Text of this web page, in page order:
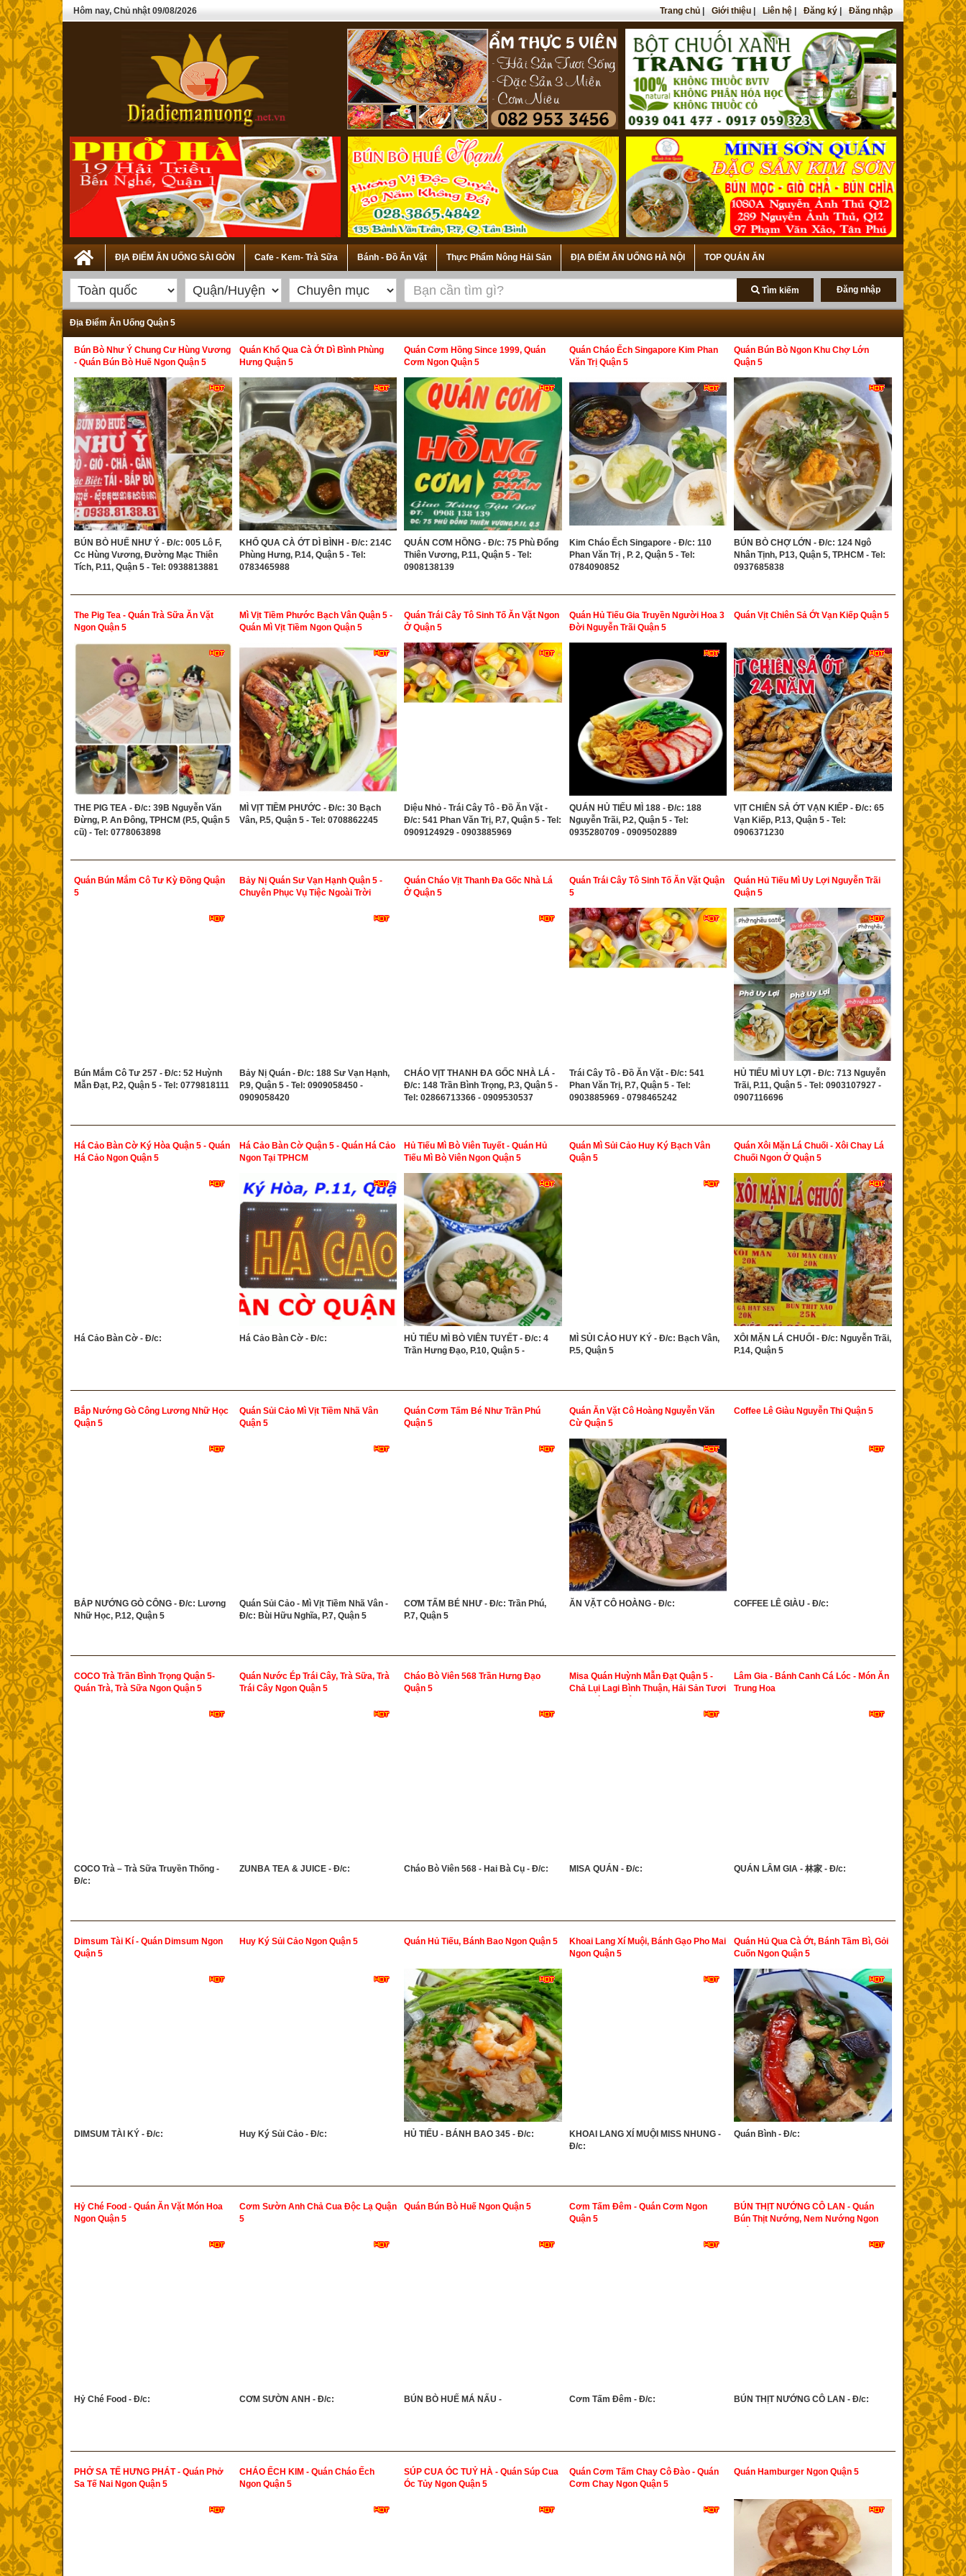
Hôm nay, Chủ nhật 09/08/2026 Trang chủ Giới thiệu Liên hệ Đăng ký Đăng nhập
ĐỊA ĐIỂM ĂN UỐNG SÀI GÒN Cafe - Kem- Trà Sữa Bánh - Đồ Ăn Vặt Thực Phẩm Nông Hải Sản ĐỊA ĐIỂM ĂN UỐNG HÀ NỘI TOP QUÁN ĂN
Tìm kiếm Đăng nhập
Địa Điểm Ăn Uống Quận 5
Bún Bò Như Ý Chung Cư Hùng Vương
- Quán Bún Bò Huế Ngon Quận 5
BÚN BÒ HUẾ NHƯ Ý - Đ/c: 005 Lô F,
Cc Hùng Vương, Đường Mạc Thiên
Tích, P.11, Quận 5 - Tel: 0938813881
Quán Khổ Qua Cà Ớt Dì Bình Phùng
Hưng Quận 5
KHỔ QUA CÀ ỚT DÌ BÌNH - Đ/c: 214C
Phùng Hưng, P.14, Quận 5 - Tel:
0783465988
Quán Cơm Hồng Since 1999, Quán
Cơm Ngon Quận 5
QUÁN CƠM HỒNG - Đ/c: 75 Phù Đổng
Thiên Vương, P.11, Quận 5 - Tel:
0908138139
Quán Cháo Ếch Singapore Kim Phan
Văn Trị Quận 5
Kim Cháo Ếch Singapore - Đ/c: 110
Phan Văn Trị , P. 2, Quận 5 - Tel:
0784090852
Quán Bún Bò Ngon Khu Chợ Lớn
Quận 5
BÚN BÒ CHỢ LỚN - Đ/c: 124 Ngô
Nhân Tịnh, P13, Quận 5, TP.HCM - Tel:
0937685838
The Pig Tea - Quán Trà Sữa Ăn Vặt
Ngon Quận 5
THE PIG TEA - Đ/c: 39B Nguyễn Văn
Đừng, P. An Đông, TPHCM (P.5, Quận 5
cũ) - Tel: 0778063898
Mì Vịt Tiềm Phước Bạch Vân Quận 5 -
Quán Mì Vịt Tiềm Ngon Quận 5
MÌ VỊT TIỀM PHƯỚC - Đ/c: 30 Bạch
Vân, P.5, Quận 5 - Tel: 0708862245
Quán Trái Cây Tô Sinh Tố Ăn Vặt Ngon
Ở Quận 5
Diệu Nhỏ - Trái Cây Tô - Đồ Ăn Vặt -
Đ/c: 541 Phan Văn Trị, P.7, Quận 5 - Tel:
0909124929 - 0903885969
Quán Hủ Tiếu Gia Truyền Người Hoa 3
Đời Nguyễn Trãi Quận 5
QUÁN HỦ TIẾU MÌ 188 - Đ/c: 188
Nguyễn Trãi, P.2, Quận 5 - Tel:
0935280709 - 0909502889
Quán Vịt Chiên Sả Ớt Vạn Kiếp Quận 5
VỊT CHIÊN SẢ ỚT VẠN KIẾP - Đ/c: 65
Vạn Kiếp, P.13, Quận 5 - Tel:
0906371230
Quán Bún Mắm Cô Tư Kỳ Đồng Quận
5
Bún Mắm Cô Tư 257 - Đ/c: 52 Huỳnh
Mẫn Đạt, P.2, Quận 5 - Tel: 0779818111
Bảy Nị Quán Sư Vạn Hạnh Quận 5 -
Chuyên Phục Vụ Tiệc Ngoài Trời
Bảy Nị Quán - Đ/c: 188 Sư Vạn Hạnh,
P.9, Quận 5 - Tel: 0909058450 -
0909058420
Quán Cháo Vịt Thanh Đa Gốc Nhà Lá
Ở Quận 5
CHÁO VỊT THANH ĐA GỐC NHÀ LÁ -
Đ/c: 148 Trần Bình Trọng, P.3, Quận 5 -
Tel: 02866713366 - 0909530537
Quán Trái Cây Tô Sinh Tố Ăn Vặt Quận
5
Trái Cây Tô - Đồ Ăn Vặt - Đ/c: 541
Phan Văn Trị, P.7, Quận 5 - Tel:
0903885969 - 0798465242
Quán Hủ Tiếu Mì Uy Lợi Nguyễn Trãi
Quận 5
HỦ TIẾU MÌ UY LỢI - Đ/c: 713 Nguyễn
Trãi, P.11, Quận 5 - Tel: 0903107927 -
0907116696
Há Cảo Bàn Cờ Ký Hòa Quận 5 - Quán
Há Cảo Ngon Quận 5
Há Cảo Bàn Cờ - Đ/c:
Há Cảo Bàn Cờ Quận 5 - Quán Há Cảo
Ngon Tại TPHCM
Há Cảo Bàn Cờ - Đ/c:
Hủ Tiếu Mì Bò Viên Tuyết - Quán Hủ
Tiếu Mì Bò Viên Ngon Quận 5
HỦ TIẾU MÌ BÒ VIÊN TUYẾT - Đ/c: 4
Trần Hưng Đạo, P.10, Quận 5 -
Quán Mì Sủi Cảo Huy Ký Bạch Vân
Quận 5
MÌ SỦI CẢO HUY KÝ - Đ/c: Bạch Vân,
P.5, Quận 5
Quán Xôi Mặn Lá Chuối - Xôi Chay Lá
Chuối Ngon Ở Quận 5
XÔI MẶN LÁ CHUỐI - Đ/c: Nguyễn Trãi,
P.14, Quận 5
Bắp Nướng Gò Công Lương Nhữ Học
Quận 5
BẮP NƯỚNG GÒ CÔNG - Đ/c: Lương
Nhữ Học, P.12, Quận 5
Quán Sủi Cảo Mì Vịt Tiềm Nhã Vân
Quận 5
Quán Sủi Cảo - Mì Vịt Tiềm Nhã Vân -
Đ/c: Bùi Hữu Nghĩa, P.7, Quận 5
Quán Cơm Tấm Bé Như Trần Phú
Quận 5
CƠM TẤM BÉ NHƯ - Đ/c: Trần Phú,
P.7, Quận 5
Quán Ăn Vặt Cô Hoàng Nguyễn Văn
Cừ Quận 5
ĂN VẶT CÔ HOÀNG - Đ/c:
Coffee Lê Giàu Nguyễn Thi Quận 5
COFFEE LÊ GIÀU - Đ/c:
COCO Trà Trần Bình Trọng Quận 5-
Quán Trà, Trà Sữa Ngon Quận 5
COCO Trà – Trà Sữa Truyền Thống -
Đ/c:
Quán Nước Ép Trái Cây, Trà Sữa, Trà
Trái Cây Ngon Quận 5
ZUNBA TEA & JUICE - Đ/c:
Cháo Bò Viên 568 Trần Hưng Đạo
Quận 5
Cháo Bò Viên 568 - Hai Bà Cụ - Đ/c:
Misa Quán Huỳnh Mẫn Đạt Quận 5 -
Chả Lụi Lagi Bình Thuận, Hải Sản Tươi
MISA QUÁN - Đ/c:
Lâm Gia - Bánh Canh Cá Lóc - Món Ăn
Trung Hoa
QUÁN LÂM GIA - 林家 - Đ/c:
Dimsum Tài Kí - Quán Dimsum Ngon
Quận 5
DIMSUM TÀI KÝ - Đ/c:
Huy Ký Sủi Cảo Ngon Quận 5
Huy Ký Sủi Cảo - Đ/c:
Quán Hủ Tiếu, Bánh Bao Ngon Quận 5
HỦ TIẾU - BÁNH BAO 345 - Đ/c:
Khoai Lang Xí Muội, Bánh Gạo Pho Mai
Ngon Quận 5
KHOAI LANG XÍ MUỘI MISS NHUNG -
Đ/c:
Quán Hủ Qua Cà Ớt, Bánh Tầm Bì, Gỏi
Cuốn Ngon Quận 5
Quán Bình - Đ/c:
Hỷ Ché Food - Quán Ăn Vặt Món Hoa
Ngon Quận 5
Hỷ Ché Food - Đ/c:
Cơm Sườn Anh Chả Cua Độc Lạ Quận
5
CƠM SƯỜN ANH - Đ/c:
Quán Bún Bò Huế Ngon Quận 5
BÚN BÒ HUẾ MÁ NẤU -
Cơm Tấm Đêm - Quán Cơm Ngon
Quận 5
Cơm Tấm Đêm - Đ/c:
BÚN THỊT NƯỚNG CÔ LAN - Quán
Bún Thịt Nướng, Nem Nướng Ngon
BÚN THỊT NƯỚNG CÔ LAN - Đ/c:
PHỞ SA TẾ HƯNG PHÁT - Quán Phở
Sa Tế Nai Ngon Quận 5
CHÁO ẾCH KIM - Quán Cháo Ếch
Ngon Quận 5
SÚP CUA ÓC TUỶ HÀ - Quán Súp Cua
Óc Tủy Ngon Quận 5
Quán Cơm Tấm Chay Cô Đào - Quán
Cơm Chay Ngon Quận 5
Quán Hamburger Ngon Quận 5